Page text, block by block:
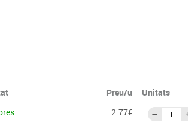
Preu/u
Unitats
2.77€